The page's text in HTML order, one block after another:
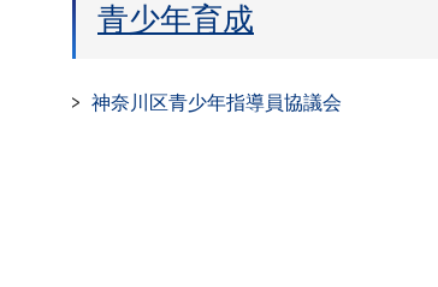
青少年育成
神奈川区青少年指導員協議会